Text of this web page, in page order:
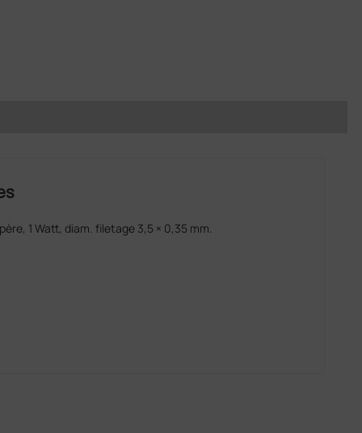
1 Watt, diam. filetage 3,5 × 0,35 mm.